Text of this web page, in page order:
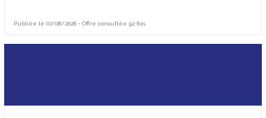
Publiée le 07/08/2026 • Offre consultée 92 fois